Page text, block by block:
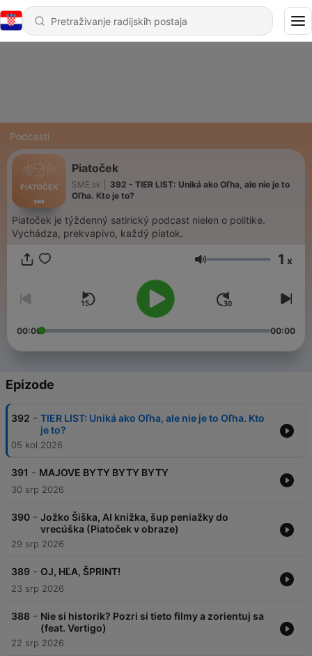
Podcasti
Piatoček
SME.sk
392 - TIER LIST: Uniká ako Oľha, ale nie je to
Oľha. Kto je to?
Piatoček je týždenný satirický podcast nielen o politike.
Vychádza, prekvapivo, každý piatok.
Glasnoća 1 x
00:00 00:00
Epizode
392 - TIER LIST: Uniká ako Oľha, ale nie je to Oľha. Kto
je to?
05 kol 2026
391 - MAJOVE BYTY BYTY BYTY
30 srp 2026
390 - Jožko Šiška, AI knižka, šup peniažky do
vrecúška (Piatoček v obraze)
29 srp 2026
389 - OJ, HĽA, ŠPRINT!
23 srp 2026
388 - Nie si historik? Pozri si tieto filmy a zorientuj sa
(feat. Vertigo)
22 srp 2026